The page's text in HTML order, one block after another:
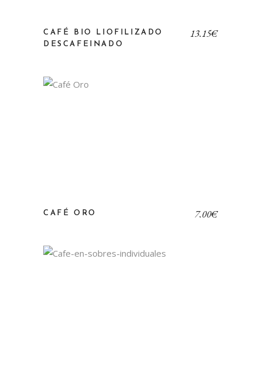
CAFÉ BIO LIOFILIZADO
DESCAFEINADO
13,15€
CAFÉ ORO 7,00€